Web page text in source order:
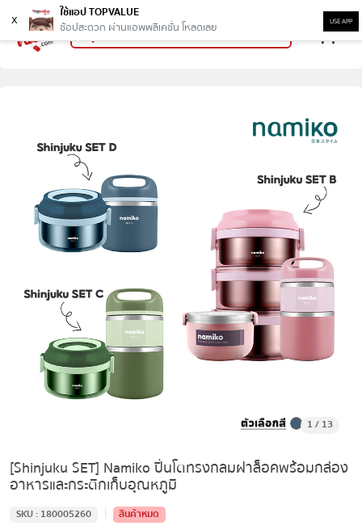
x
ใช้แอป TOPVALUE
ช้อปสะดวก ผ่านแอพพลิเคชั่น โหลดเลย
USE APP
1 / 13
[Shinjuku SET] Namiko ปิ่นโตทรงกลมฝาล็อคพร้อมกล่อง
อาหารและกระติกเก็บอุณหภูมิ
SKU : 180005260 |
สินค้าหมด